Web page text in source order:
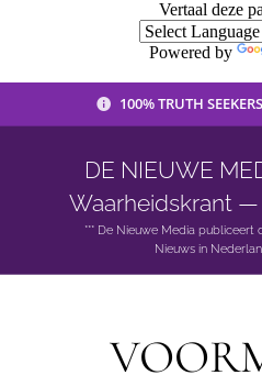
Vertaal deze
Powered by
100% TRUTH
DE NIEUWE
Waarheidskrant —
*** De Nieuwe Media publiceert
Nieuws in